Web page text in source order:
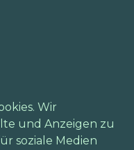
Wir
und Anzeigen zu
soziale Medien